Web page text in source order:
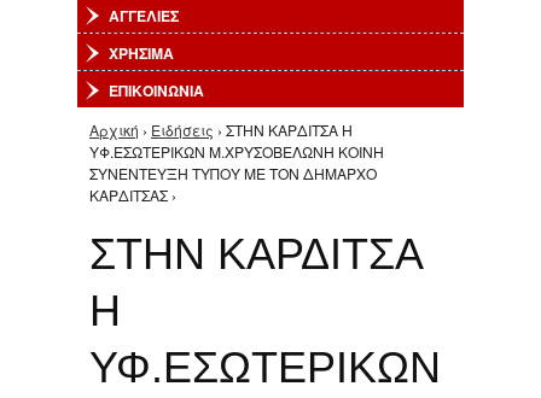
ΑΓΓΕΛΙΕΣ
ΧΡΗΣΙΜΑ
ΕΠΙΚΟΙΝΩΝΙΑ
Είστε εδώ
Αρχική › Ειδήσεις › ΣΤΗΝ ΚΑΡΔΙΤΣΑ Η
ΥΦ.ΕΣΩΤΕΡΙΚΩΝ Μ.ΧΡΥΣΟΒΕΛΩΝΗ ΚΟΙΝΗ
ΣΥΝΕΝΤΕΥΞΗ ΤΥΠΟΥ ΜΕ ΤΟΝ ΔΗΜΑΡΧΟ
ΚΑΡΔΙΤΣΑΣ ›
ΣΤΗΝ ΚΑΡΔΙΤΣΑ
Η
ΥΦ.ΕΣΩΤΕΡΙΚΩΝ